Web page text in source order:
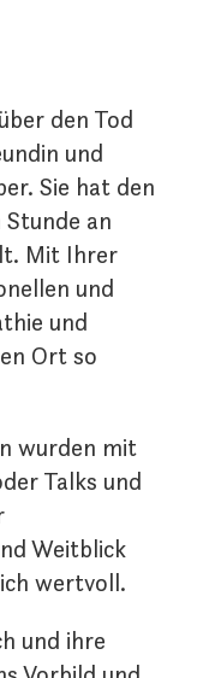
den Tod
und
Sie hat den
Stunde an
Mit Ihrer
und
und
Ort so
wurden mit
Talks und
Weitblick
wertvoll.
und ihre